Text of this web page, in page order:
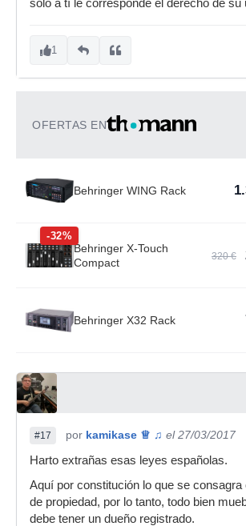
sólo a tí le corresponde el derecho de su
1
OFERTAS EN
Behringer WING Rack
-32%
Behringer X-Touch
Compact
320 €
Behringer X32 Rack
#17 por kamikase ♕ ♫ el 27/03/2017
Harto extrañas esas leyes españolas.
Aquí por constitución lo que se consagra
de propiedad, por lo tanto, todo bien
debe tener un dueño registrado.